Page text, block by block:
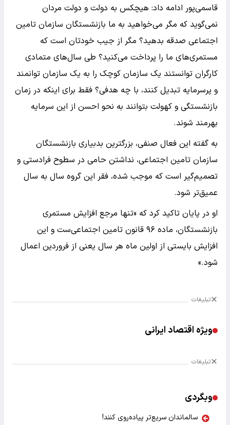
قاسمی‌پور ادامه داد: هیچکس به دولت و دولت مردان
نمی‌گوید که مگر می‌خواهید به ما بازنشستگان سازمان تامین
اجتماعی صدقه بدهید؟ مگر از جیب خودتان است که
مستمری‌های ما را پرداخت می‌کنید؟ طی سال‌های متمادی
کارگران توانستند یک سازمان کوچک را به یک سازمان توانمند
و پرسرمایه تبدیل کنند، با چه هدفی؟ فقط برای اینکه در زمان
بازنشستگی و کهولت بتوانند به نحو احسن از این سرمایه
بهرمند شوند.
به گفته این فعال صنفی، بزرگترین بدبیاری بازنشستگان
سازمان تامین اجتماعی، نداشتن حامی در سطوح فرادستی و
تصمیم‌گیر است که موجب شده، فقر این گروه سال به سال
عمیق‌تر شود.
او در پایان تاکید کرد که «تنها مرجع افزایش مستمری
بازنشستگان، ماده ۹۶ قانون تامین اجتماعی‌ست و این
افزایش بایستی از اولین ماه هر سال یعنی از فروردین اعمال
شود.»
تبلیغات
ویژه اقتصاد ایرانی
تبلیغات
وبگردی
سالماندان سریع‌تر پیاده‌روی کنند!